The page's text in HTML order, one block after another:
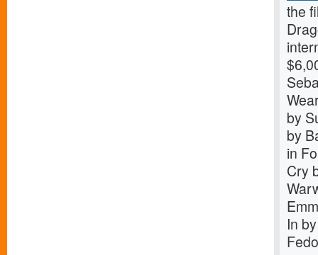
the
by
by
in
Cry
In